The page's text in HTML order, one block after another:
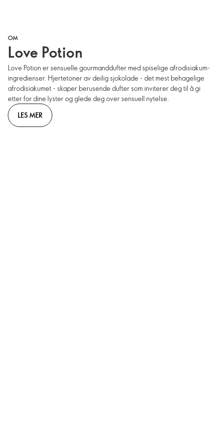
OM
Love Potion
Love Potion er sensuelle gourmanddufter med spiselige afrodisiakum-
ingredienser. Hjertetoner av deilig sjokolade - det mest behagelige
afrodisiakumet - skaper berusende dufter som inviterer deg til å gi
etter for dine lyster og glede deg over sensuell nytelse.
LES MER